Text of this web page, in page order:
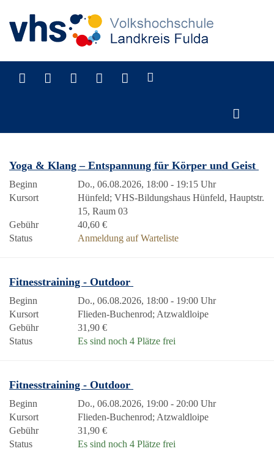
Yoga & Klang – Entspannung für Körper und Geist
Beginn
Do., 06.08.2026, 18:00 - 19:15 Uhr
Kursort
Hünfeld; VHS-Bildungshaus Hünfeld, Hauptstr.
15, Raum 03
Gebühr
40,60 €
Status
Anmeldung auf Warteliste
Fitnesstraining - Outdoor
Beginn
Do., 06.08.2026, 18:00 - 19:00 Uhr
Kursort
Flieden-Buchenrod; Atzwaldloipe
Gebühr
31,90 €
Status
Es sind noch 4 Plätze frei
Fitnesstraining - Outdoor
Beginn
Do., 06.08.2026, 19:00 - 20:00 Uhr
Kursort
Flieden-Buchenrod; Atzwaldloipe
Gebühr
31,90 €
Status
Es sind noch 4 Plätze frei